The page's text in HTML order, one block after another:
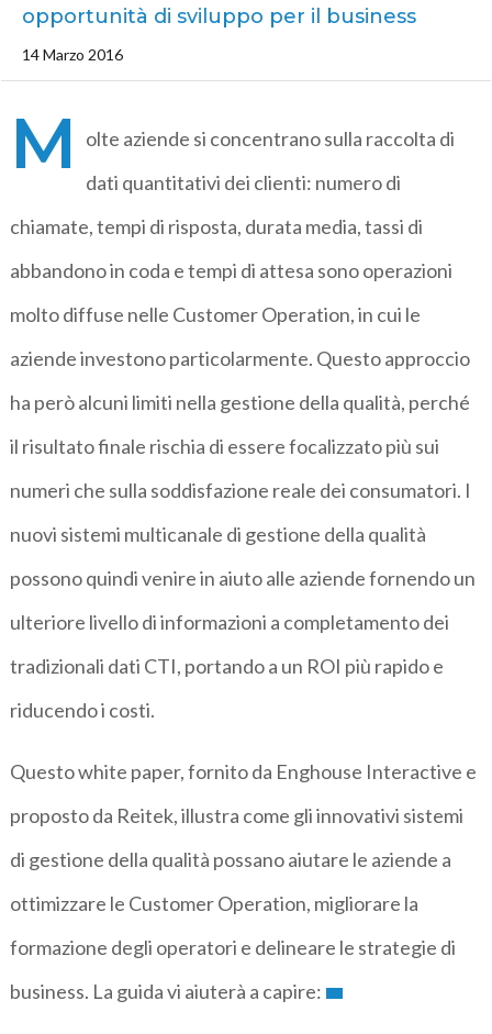
opportunità di sviluppo per il business
14 Marzo 2016
M
olte aziende si concentrano sulla raccolta di
dati quantitativi dei clienti: numero di
chiamate, tempi di risposta, durata media, tassi di
abbandono in coda e tempi di attesa sono operazioni
molto diffuse nelle Customer Operation, in cui le
aziende investono particolarmente. Questo approccio
ha però alcuni limiti nella gestione della qualità, perché
il risultato finale rischia di essere focalizzato più sui
numeri che sulla soddisfazione reale dei consumatori. I
nuovi sistemi multicanale di gestione della qualità
possono quindi venire in aiuto alle aziende fornendo un
ulteriore livello di informazioni a completamento dei
tradizionali dati CTI, portando a un ROI più rapido e
riducendo i costi.
Questo white paper, fornito da Enghouse Interactive e
proposto da Reitek, illustra come gli innovativi sistemi
di gestione della qualità possano aiutare le aziende a
ottimizzare le Customer Operation, migliorare la
formazione degli operatori e delineare le strategie di
business. La guida vi aiuterà a capire: